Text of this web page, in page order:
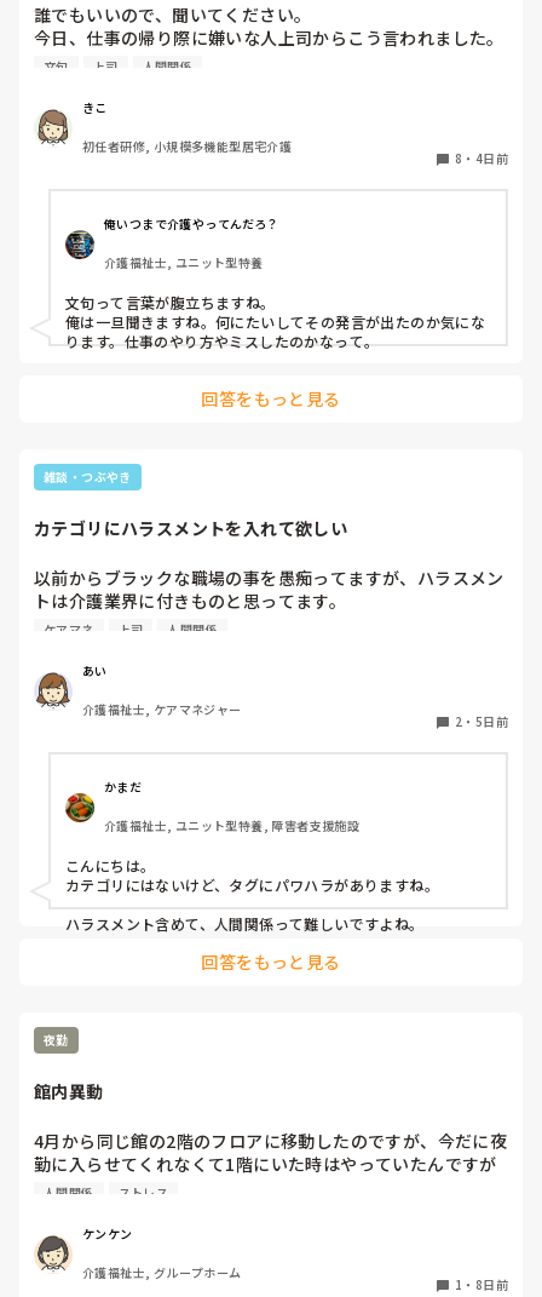
誰でもいいので、聞いてください。
今日、仕事の帰り際に嫌いな人上司からこう言われました。
と。
文句 上司 人間関係
きこ
初任者研修, 小規模多機能型居宅介護
8 ・ 4日前
俺いつまで介護やってんだろ？
介護福祉士, ユニット型特養
文句って言葉が腹立ちますね。
俺は一旦聞きますね。何にたいしてその発言が出たのか気にな
ります。仕事のやり方やミスしたのかなって。
回答をもっと見る
雑談・つぶやき
カテゴリにハラスメントを入れて欲しい
以前からブラックな職場の事を愚痴ってますが、ハラスメン
トは介護業界に付きものと思ってます。
古株やお局様の悪い話しも聞きますし、管理者等のパワハラ
根底に人手不足があり、パワハラでの離職を無くす事は必須
と思います。良い職員程悩み辞めて行く、残って行くのは自
己の塊な方です。
ところは下ばかり辞めて行くところでした。
たぶん、転職を繰り返している方に私のような方も多いと思
います。まずは、状況を把握してハラスメント0を目指す事
が人手不足からの脱却と思ってます。
ケアマネ 上司 人間関係
あい
介護福祉士, ケアマネジャー
2 ・ 5日前
かまだ
介護福祉士, ユニット型特養, 障害者支援施設
こんにちは。
カテゴリにはないけど、タグにパワハラがありますね。
ハラスメント含めて、人間関係って難しいですよね。
回答をもっと見る
夜勤
館内異動
4月から同じ館の2階のフロアに移動したのですが、今だに夜
勤に入らせてくれなくて1階にいた時はやっていたんですが
上司が『いつになったら入れるかなぁ』とか色々とプレッシ
すが今年中に入れるのかと心配で同僚の指導者からもプレッ
シャーかけられて決定権の持つ上司に色々報告してるみたい
で愚痴も言ってる感じで職場変えようかとも考え始めまし
人間関係 ストレス
ケンケン
介護福祉士, グループホーム
1 ・ 8日前